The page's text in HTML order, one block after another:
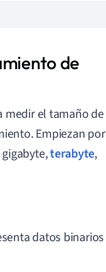
de
medir el tamaño de
Empiezan por
gigabyte,terabyte,
datos binarios